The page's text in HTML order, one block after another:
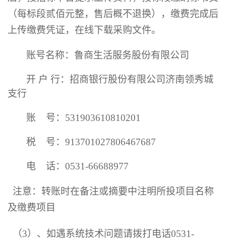
（每标段贰佰元整，售后概不退换），缴费完成后
上传缴费凭证，在线下载采购文件。
账号名称：鲁商生活服务股份有限公司
开 户 行：招商银行股份有限公司济南领秀城
支行
账 号： 531903610810201
税 号： 913701027806467687
电 话： 0531-66688977
注意：转账时在备注或摘要中注明所投项目名称
及缴费项目
（3）、如遇系统技术问题请拨打电话0531-